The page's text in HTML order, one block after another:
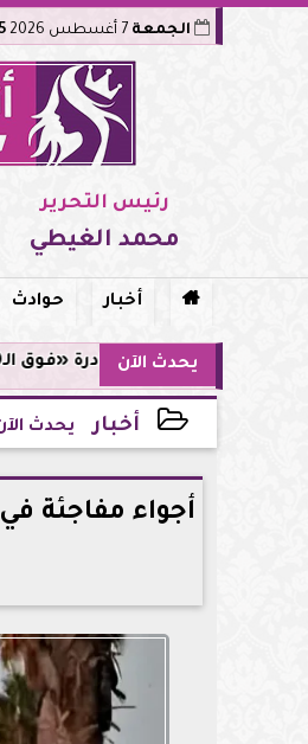
الجمعة
رئيس التحرير
محمد الغيطي
 أخبار حوادث
يحدث الآن
مبادرة «فوق الـ40».. وزارة العمل توفر فرص توظيف لأصحاب الخبرات
أخبار يحدث
2026-05-25 19:22:44